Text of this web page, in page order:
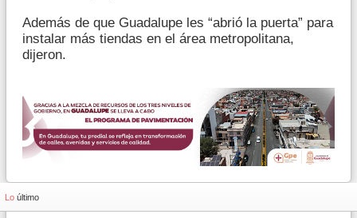
Además de que Guadalupe les “abrió la puerta” para
instalar más tiendas en el área metropolitana,
dijeron.
Lo último